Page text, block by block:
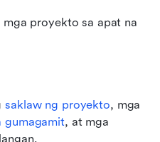
mga proyekto sa apat na
saklaw ng proyekto, mga
gumagamit, at mga